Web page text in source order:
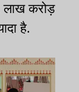
करोड़
है.